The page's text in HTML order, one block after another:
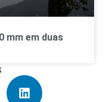
mm em duas